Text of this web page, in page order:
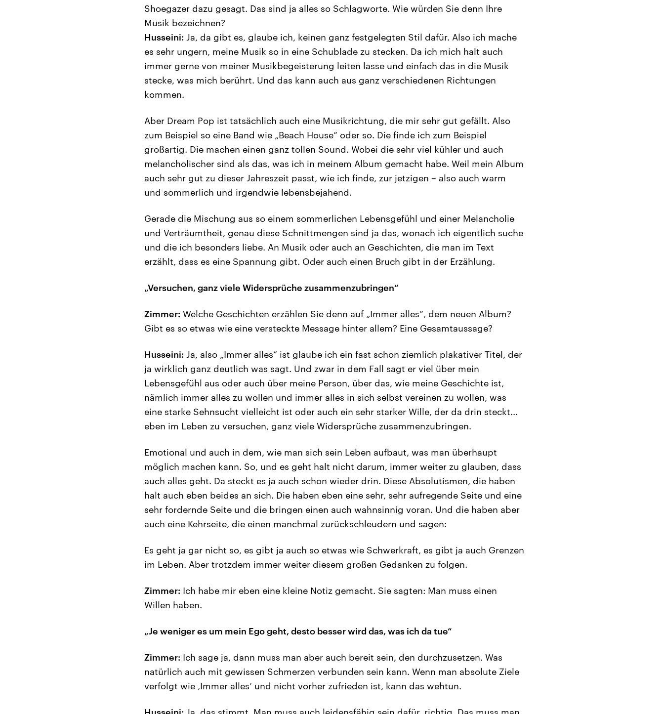
Shoegazer dazu gesagt. Das sind ja alles so Schlagworte. Wie würden Sie denn Ihre
Musik bezeichnen?
Husseini: Ja, da gibt es, glaube ich, keinen ganz festgelegten Stil dafür. Also ich mache
es sehr ungern, meine Musik so in eine Schublade zu stecken. Da ich mich halt auch
immer gerne von meiner Musikbegeisterung leiten lasse und einfach das in die Musik
stecke, was mich berührt. Und das kann auch aus ganz verschiedenen Richtungen
kommen.
Aber Dream Pop ist tatsächlich auch eine Musikrichtung, die mir sehr gut gefällt. Also
zum Beispiel so eine Band wie „Beach House“ oder so. Die finde ich zum Beispiel
großartig. Die machen einen ganz tollen Sound. Wobei die sehr viel kühler und auch
melancholischer sind als das, was ich in meinem Album gemacht habe. Weil mein Album
auch sehr gut zu dieser Jahreszeit passt, wie ich finde, zur jetzigen – also auch warm
und sommerlich und irgendwie lebensbejahend.
Gerade die Mischung aus so einem sommerlichen Lebensgefühl und einer Melancholie
und Verträumtheit, genau diese Schnittmengen sind ja das, wonach ich eigentlich suche
und die ich besonders liebe. An Musik oder auch an Geschichten, die man im Text
erzählt, dass es eine Spannung gibt. Oder auch einen Bruch gibt in der Erzählung.
„Versuchen, ganz viele Widersprüche zusammenzubringen“
Zimmer: Welche Geschichten erzählen Sie denn auf „Immer alles“, dem neuen Album?
Gibt es so etwas wie eine versteckte Message hinter allem? Eine Gesamtaussage?
Husseini: Ja, also „Immer alles“ ist glaube ich ein fast schon ziemlich plakativer Titel, der
ja wirklich ganz deutlich was sagt. Und zwar in dem Fall sagt er viel über mein
Lebensgefühl aus oder auch über meine Person, über das, wie meine Geschichte ist,
nämlich immer alles zu wollen und immer alles in sich selbst vereinen zu wollen, was
eine starke Sehnsucht vielleicht ist oder auch ein sehr starker Wille, der da drin steckt...
eben im Leben zu versuchen, ganz viele Widersprüche zusammenzubringen.
Emotional und auch in dem, wie man sich sein Leben aufbaut, was man überhaupt
möglich machen kann. So, und es geht halt nicht darum, immer weiter zu glauben, dass
auch alles geht. Da steckt es ja auch schon wieder drin. Diese Absolutismen, die haben
halt auch eben beides an sich. Die haben eben eine sehr, sehr aufregende Seite und eine
sehr fordernde Seite und die bringen einen auch wahnsinnig voran. Und die haben aber
auch eine Kehrseite, die einen manchmal zurückschleudern und sagen:
Es geht ja gar nicht so, es gibt ja auch so etwas wie Schwerkraft, es gibt ja auch Grenzen
im Leben. Aber trotzdem immer weiter diesem großen Gedanken zu folgen.
Zimmer: Ich habe mir eben eine kleine Notiz gemacht. Sie sagten: Man muss einen
Willen haben.
„Je weniger es um mein Ego geht, desto besser wird das, was ich da tue“
Zimmer: Ich sage ja, dann muss man aber auch bereit sein, den durchzusetzen. Was
natürlich auch mit gewissen Schmerzen verbunden sein kann. Wenn man absolute Ziele
verfolgt wie ‚Immer alles‘ und nicht vorher zufrieden ist, kann das wehtun.